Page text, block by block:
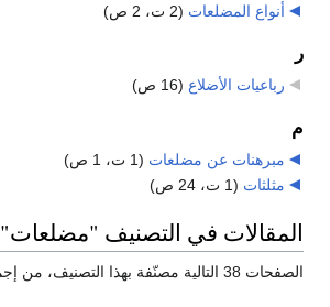
أنواع المضلعات (2 ت، 2 ص)
ر
رباعيات الأضلاع (16 ص)
م
مبرهنات عن مضلعات (1 ت، 1 ص)
مثلثات (1 ت، 24 ص)
المقالات في التصنيف "مضلعات"
الصفحات 38 التالية مصنّفة بهذا التصنيف، من إجمالي 38.